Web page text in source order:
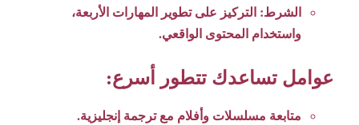
الشرط: التركيز على تطوير المهارات الأربعة،
واستخدام المحتوى الواقعي.
عوامل تساعدك تتطور أسرع:
متابعة مسلسلات وأفلام مع ترجمة إنجليزية.